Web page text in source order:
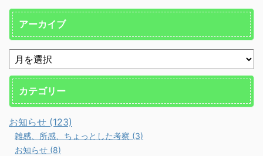
アーカイブ
カテゴリー
お知らせ (123)
雑感、所感、ちょっとした考察 (3)
お知らせ (8)